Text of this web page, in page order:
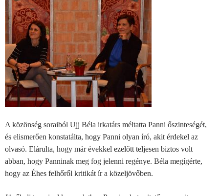
A közönség soraiból Ujj Béla irkatárs méltatta Panni őszinteségét,
és elismerően konstatálta, hogy Panni olyan író, akit érdekel az
olvasó. Elárulta, hogy már évekkel ezelőtt teljesen biztos volt
abban, hogy Panninak meg fog jelenni regénye. Béla megígérte,
hogy az Éhes felhőről kritikát ír a közeljövőben.